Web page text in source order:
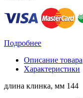
Подробнее
Описание товара
Характеристики
длина клинка, мм 144